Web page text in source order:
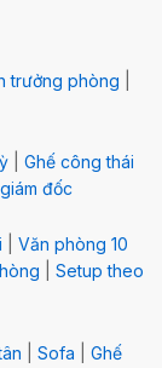
trưởng phòng
Ghế công thái
đốc
Văn phòng 10
Setup theo
Sofa Ghế